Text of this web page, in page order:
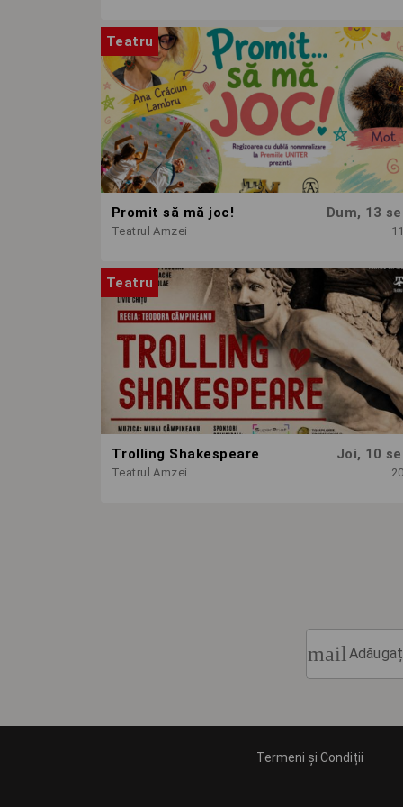
Teatru
Promit să mă joc!
Teatrul Amzei
Dum, 13
Teatru
Trolling Shakespeare
Teatrul Amzei
Joi, 10
mail
Termeni și Condiții